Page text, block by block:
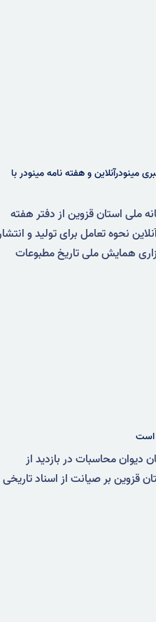
مینودرآنلاین و هفته نامه مینودر با
ملی استان قزوین از دفتر هفته
نحوه تعامل برای تولید و
همایش ملی تاریخ مطبوعات
است
دیوان محاسبات در بازدید از
قزوین بر صیانت از اسناد تاریخی